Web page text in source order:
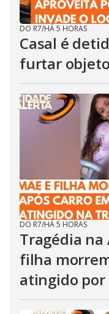
DO R7/HÁ 5 HORAS
Casal é
furtar
DO R7/HÁ 5 HORAS
Tragédia na
filha
atingido